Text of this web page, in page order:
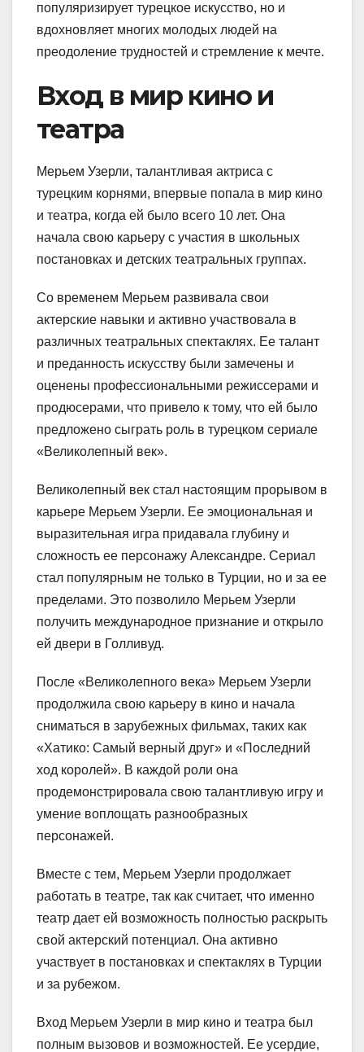
популяризирует турецкое искусство, но и
вдохновляет многих молодых людей на
преодоление трудностей и стремление к мечте.
Вход в мир кино и
театра
Мерьем Узерли, талантливая актриса с
турецким корнями, впервые попала в мир кино
и театра, когда ей было всего 10 лет. Она
начала свою карьеру с участия в школьных
постановках и детских театральных группах.
Со временем Мерьем развивала свои
актерские навыки и активно участвовала в
различных театральных спектаклях. Ее талант
и преданность искусству были замечены и
оценены профессиональными режиссерами и
продюсерами, что привело к тому, что ей было
предложено сыграть роль в турецком сериале
«Великолепный век».
Великолепный век стал настоящим прорывом в
карьере Мерьем Узерли. Ее эмоциональная и
выразительная игра придавала глубину и
сложность ее персонажу Александре. Сериал
стал популярным не только в Турции, но и за ее
пределами. Это позволило Мерьем Узерли
получить международное признание и открыло
ей двери в Голливуд.
После «Великолепного века» Мерьем Узерли
продолжила свою карьеру в кино и начала
сниматься в зарубежных фильмах, таких как
«Хатико: Самый верный друг» и «Последний
ход королей». В каждой роли она
продемонстрировала свою талантливую игру и
умение воплощать разнообразных
персонажей.
Вместе с тем, Мерьем Узерли продолжает
работать в театре, так как считает, что именно
театр дает ей возможность полностью раскрыть
свой актерский потенциал. Она активно
участвует в постановках и спектаклях в Турции
и за рубежом.
Вход Мерьем Узерли в мир кино и театра был
полным вызовов и возможностей. Ее усердие,